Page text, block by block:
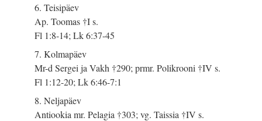
6. Teisipäev
Ap. Toomas †I s.
Fl 1:8-14; Lk 6:37-45
7. Kolmapäev
Mr-d Sergei ja Vakh †290; prmr. Polikrooni †IV s.
Fl 1:12-20; Lk 6:46-7:1
8. Neljapäev
Antiookia mr. Pelagia †303; vg. Taissia †IV s.